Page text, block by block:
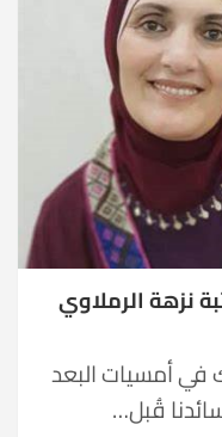
نزهة الرملاوي
في أمسيات البعد
قُبل…